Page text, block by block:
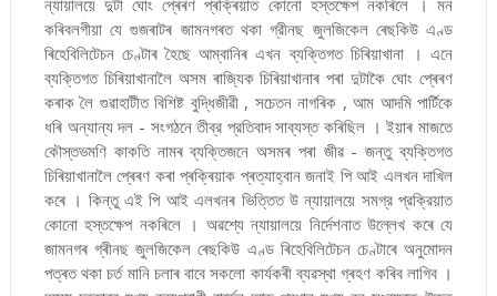
কৰিবলগীয়া যে গুজৰাটৰ জামনগৰত থকা গ্রীনছ জুলজিকেল ৰেছকিউ এণ্ড
ৰিহেবিলিটেচন চেণ্টাৰ হৈছে আম্বানিৰ এখন ব্যক্তিগত চিৰিয়াখানা । এনে
ব্যক্তিগত চিৰিয়াখানালৈ অসম ৰাজ্যিক চিৰিয়াখানাৰ পৰা দুটাকৈ ঘোং প্ৰেৰণ
কৰাক লৈ গুৱাহাটীত বিশিষ্ট বুদ্ধিজীৱী , সচেতন নাগৰিক , আম আদমি পার্টিকে
ধৰি অন্যান্য দল - সংগঠনে তীব্র প্রতিবাদ সাব্যস্ত কৰিছিল । ইয়াৰ মাজতে
কৌস্তভমণি কাকতি নামৰ ব্যক্তিজনে অসমৰ পৰা জীৱ - জন্তু ব্যক্তিগত
চিৰিয়াখানালৈ প্ৰেৰণ কৰা প্ৰক্ৰিয়াক প্ৰত্যাহ্বান জনাই পি আই এলখন দাখিল
কৰে । কিন্তু এই পি আই এলখনৰ ভিত্তিত উ ন্যায়ালয়ে সমগ্র প্রক্রিয়াত
কোনো হস্তক্ষেপ নকৰিলে । অৱশ্যে ন্যায়ালয়ে নিৰ্দেশনাত উল্লেখ কৰে যে
জামনগৰ গ্ৰীনছ জুলজিকেল ৰেছকিউ এণ্ড ৰিহেবিলিটেচন চেণ্টাৰে অনুমোদন
পত্ৰত থকা চৰ্ত মানি চলাৰ বাবে সকলো কাৰ্যকৰী ব্যৱস্থা গ্ৰহণ কৰিব লাগিব ।